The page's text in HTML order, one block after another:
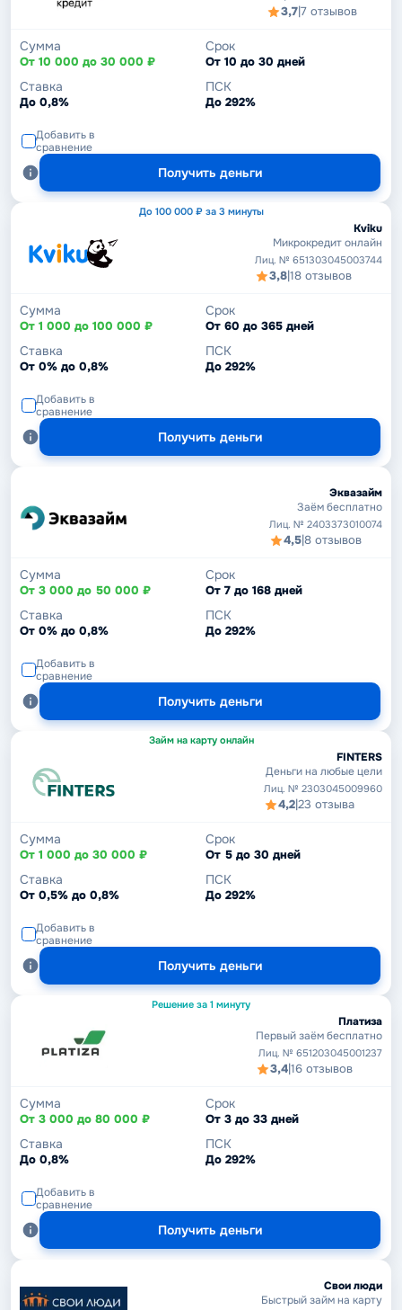
3,7|7 отзывов
Сумма
От 10 000 до 30 000 ₽
Срок
От 10 до 30 дней
Ставка
До 0,8%
ПСК
До 292%
Добавить в
сравнение
Получить деньги
До 100 000 ₽ за 3 минуты
Kviku
Микрокредит онлайн
Лиц. № 651303045003744
3,8|18 отзывов
Сумма
От 1 000 до 100 000 ₽
Срок
От 60 до 365 дней
Ставка
От 0% до 0,8%
ПСК
До 292%
Добавить в
сравнение
Получить деньги
Эквазайм
Заём бесплатно
Лиц. № 2403373010074
4,5|8 отзывов
Сумма
От 3 000 до 50 000 ₽
Срок
От 7 до 168 дней
Ставка
От 0% до 0,8%
ПСК
До 292%
Добавить в
сравнение
Получить деньги
Займ на карту онлайн
FINTERS
Деньги на любые цели
Лиц. № 2303045009960
4,2|23 отзыва
Сумма
От 1 000 до 30 000 ₽
Срок
От 5 до 30 дней
Ставка
От 0,5% до 0,8%
ПСК
До 292%
Добавить в
сравнение
Получить деньги
Решение за 1 минуту
Платиза
Первый заём бесплатно
Лиц. № 651203045001237
3,4|16 отзывов
Сумма
От 3 000 до 80 000 ₽
Срок
От 3 до 33 дней
Ставка
До 0,8%
ПСК
До 292%
Добавить в
сравнение
Получить деньги
Свои люди
Быстрый займ на карту